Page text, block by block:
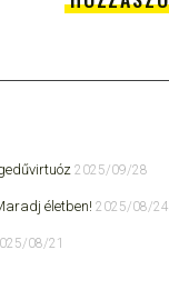
2025/09/28
életben! 2025/08/24
08/21